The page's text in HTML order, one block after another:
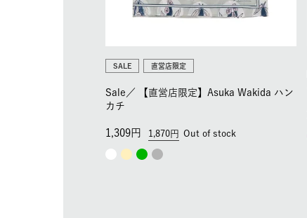
SALE 直営店限定
Sale／
【直営店限定】Asuka Wakida ハン
カチ
1,870
1,309 Out of stock